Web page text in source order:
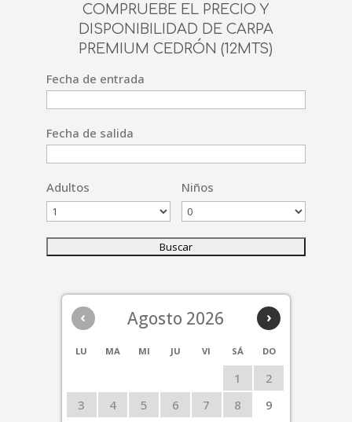
COMPRUEBE EL PRECIO Y
DISPONIBILIDAD DE CARPA
PREMIUM CEDRÓN (12MTS)
Fecha de entrada
Fecha de salida
Adultos Niños
‹ ›
Agosto 2026
LU MA MI JU VI SÁ DO
1
2
3
4 5 6 7 8
9